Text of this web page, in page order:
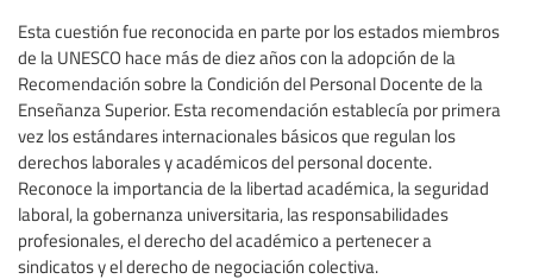
Esta cuestión fue reconocida en parte por los estados miembros
de la UNESCO hace más de diez años con la adopción de la
Recomendación sobre la Condición del Personal Docente de la
Enseñanza Superior. Esta recomendación establecía por primera
vez los estándares internacionales básicos que regulan los
derechos laborales y académicos del personal docente.
Reconoce la importancia de la libertad académica, la seguridad
laboral, la gobernanza universitaria, las responsabilidades
profesionales, el derecho del académico a pertenecer a
sindicatos y el derecho de negociación colectiva.